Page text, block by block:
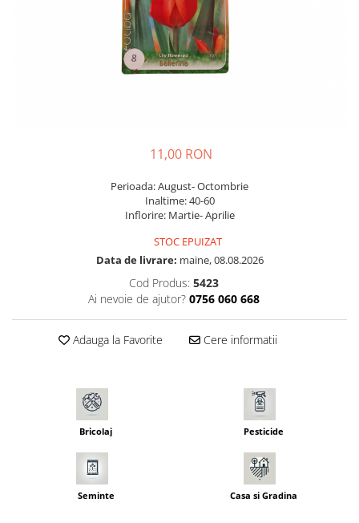
Seminte dovleac decorativ
Seminte fasole
Seminte pastarnac
Seminte plante aromatice
Seminte ridichi
Seminte salata
Seminte sfecla
11,00 RON
Perioada: August- Octombrie
Inaltime: 40-60
Inflorire: Martie- Aprilie
STOC EPUIZAT
Data de livrare: maine, 08.08.2026
Cod Produs: 5423
Ai nevoie de ajutor? 0756 060 668
Adauga la Favorite Cere informatii
Bricolaj Pesticide
Seminte Casa si Gradina